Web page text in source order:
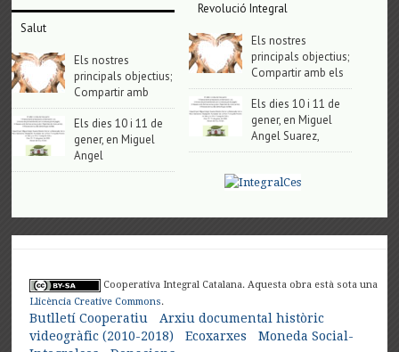
Salut
Els nostres
principals objectius;
Compartir amb
Els dies 10 i 11 de
gener, en Miguel
Angel
Revolució Integral
Els nostres
principals objectius;
Compartir amb els
Els dies 10 i 11 de
gener, en Miguel
Angel Suarez,
Cooperativa Integral Catalana. Aquesta obra està sota una
Llicència Creative Commons.
Butlletí Cooperatiu
Arxiu documental històric
videogràfic (2010-2018)
Ecoxarxes
Moneda Social-